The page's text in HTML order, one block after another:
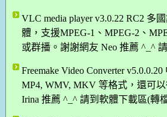
VLC media player v3.0.22 RC2
體，支援MPEG-1、MPEG-2、
或群播。謝謝網友 Neo 推薦 ^_^
Freemake Video Converter
MP4, WMV, MKV 等格式，還可
Irina 推薦 ^_^ 請到軟體下載區(轉